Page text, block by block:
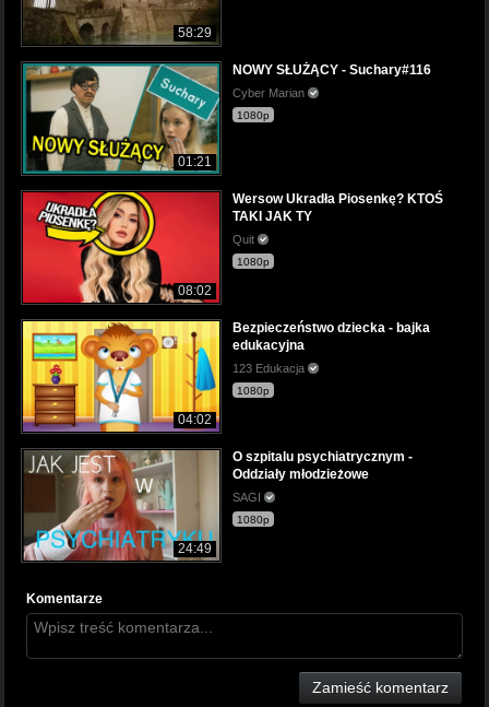
58:29
01:21
NOWY SŁUŻĄCY - Suchary#116
Cyber Marian
1080p
08:02
Wersow Ukradła Piosenkę? KTOŚ
TAKI JAK TY
Quit
1080p
04:02
Bezpieczeństwo dziecka - bajka
edukacyjna
123 Edukacja
1080p
24:49
O szpitalu psychiatrycznym -
Oddziały młodzieżowe
SAGI
1080p
Komentarze
Zamieść komentarz